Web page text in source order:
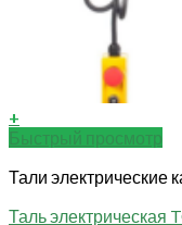
+
Быстрый просмотр
Тали электрические
Таль электрическая